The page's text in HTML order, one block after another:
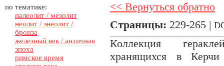
по тематике:
палеолит / мезолит
неолит / энеолит /
бронза
железный век / античная
эпоха
римское время
<< Вернуться обратно
Страницы: 229-265 |
Коллекция
хранящихся в